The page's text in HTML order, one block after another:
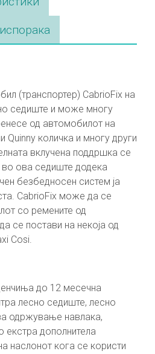
(транспортер) CabrioFix на
седиште и може многу
од автомобилот на
Quinny количка и многу други
вклучена поддршка се
ова седиште додека
безбедносен систем ја
CabrioFix може да се
со ремените од
се постави на некоја од
Cosi.
до 12 месечна
лесно седиште, лесно
одржување навлака,
дополнитела
наслонот кога се користи